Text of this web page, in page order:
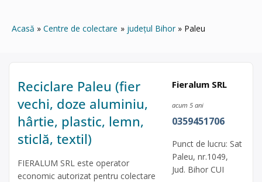
Acasă Centre de colectare județul Bihor Paleu
Reciclare Paleu (fier
vechi, doze aluminiu,
hârtie, plastic, lemn,
sticlă, textil)
FIERALUM SRL este operator
economic autorizat pentru colectare
Fieralum SRL
acum 5 ani
0359451706
Punct de lucru: Sat
Paleu, nr.1049,
Jud. Bihor CUI